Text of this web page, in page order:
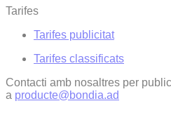
Tarifes
Tarifes publicitat
Tarifes classificats
Contacti amb nosaltres per
a producte@bondia.ad